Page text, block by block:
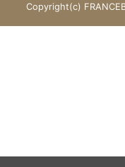
Copyright(c)